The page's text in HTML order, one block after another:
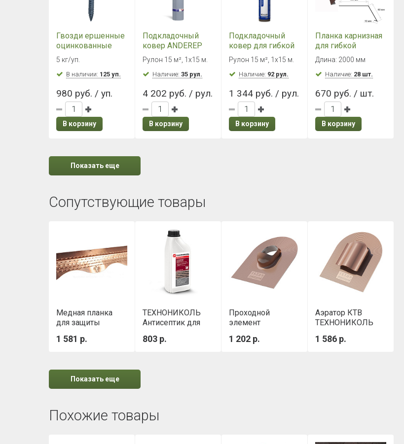
Гвозди ершенные
оцинкованные
3,5х30 мм (5 кг./
уп.)
5 кг/уп.
В наличии: 125 уп.
980 руб. / уп.
В корзину
Подкладочный
ковер ANDEREP
ULTRA (Барьер ОС
ГЧ) (1х15 м)
Рулон 15 м², 1х15 м.
Наличие:35 рул.
4 202 руб. / рул.
В корзину
Подкладочный
ковер для гибкой
черепицы ХММ
(1х15 м)
Рулон 15 м², 1х15 м.
Наличие: 92 рул.
1 344 руб. / рул.
В корзину
Планка карнизная
для гибкой
черепицы
(коричневая RAL
8017)
Длина: 2000 мм
Наличие: 28 шт.
670 руб. / шт.
В корзину
Показать еще
Сопутствующие товары
Медная планка
для защиты
StopMOSS
1 581 р.
ТЕХНОНИКОЛЬ
Антисептик для
концентрат 1:10,
803 р.
Проходной
элемент
коричневый
1 202 р.
Аэратор КТВ
ТЕХНОНИКОЛЬ
1 586 р.
Показать еще
Похожие товары